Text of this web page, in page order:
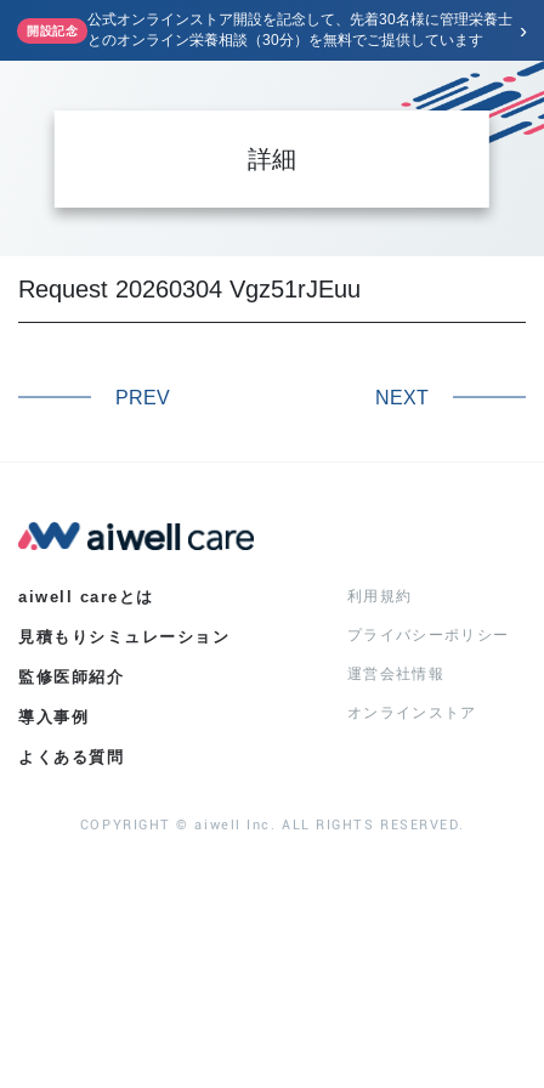
開設記念
公式オンラインストア開設を記念して、先着30名様に管理栄養士
とのオンライン栄養相談（30分）を無料でご提供しています
›
詳細
Request 20260304 Vgz51rJEuu
PREV NEXT
aiwell careとは
見積もりシミュレーション
監修医師紹介
導入事例
よくある質問
利用規約
プライバシーポリシー
運営会社情報
オンラインストア
COPYRIGHT © aiwell Inc. ALL RIGHTS RESERVED.